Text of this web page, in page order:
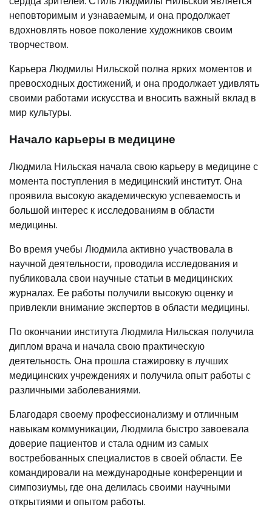
неповторимым и узнаваемым, и она продолжает
вдохновлять новое поколение художников своим
творчеством.
Карьера Людмилы Нильской полна ярких моментов и
превосходных достижений, и она продолжает удивлять
своими работами искусства и вносить важный вклад в
мир культуры.
Начало карьеры в медицине
Людмила Нильская начала свою карьеру в медицине с
момента поступления в медицинский институт. Она
проявила высокую академическую успеваемость и
большой интерес к исследованиям в области
медицины.
Во время учебы Людмила активно участвовала в
научной деятельности, проводила исследования и
публиковала свои научные статьи в медицинских
журналах. Ее работы получили высокую оценку и
привлекли внимание экспертов в области медицины.
По окончании института Людмила Нильская получила
диплом врача и начала свою практическую
деятельность. Она прошла стажировку в лучших
медицинских учреждениях и получила опыт работы с
различными заболеваниями.
Благодаря своему профессионализму и отличным
навыкам коммуникации, Людмила быстро завоевала
доверие пациентов и стала одним из самых
востребованных специалистов в своей области. Ее
командировали на международные конференции и
симпозиумы, где она делилась своими научными
открытиями и опытом работы.